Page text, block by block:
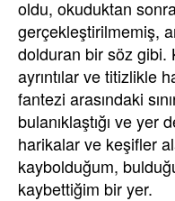
oldu, okuduktan
gerçekleştirilmemiş,
dolduran bir söz gibi.
ayrıntılar ve titizlikle
fantezi arasındaki
bulanıklaştığı ve
harikalar ve keşifler
kaybolduğum,
kaybettiğim bir yer.